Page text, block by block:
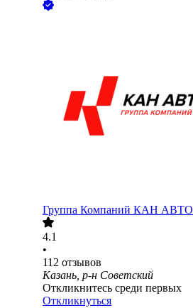
Группа Компаний КАН АВТО
4.1
•
112 отзывов
Казань, р-н Советский
Откликнитесь среди первых
Откликнуться